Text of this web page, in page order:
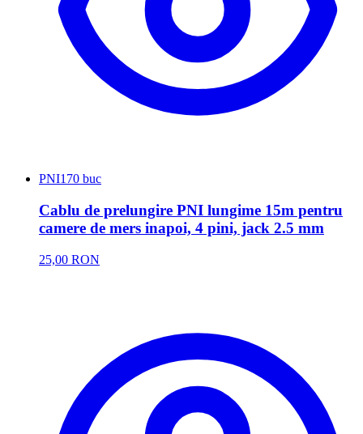
PNI170 buc
Cablu de prelungire PNI lungime 15m pentru
camere de mers inapoi, 4 pini, jack 2.5 mm
25,00 RON